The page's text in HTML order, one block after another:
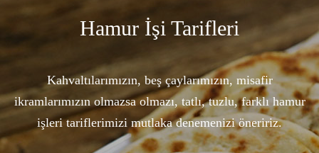
Hamur İşi Tarifleri
Kahvaltılarımızın, beş çaylarımızın, misafir
ikramlarımızın olmazsa olmazı, tatlı, tuzlu, farklı hamur
işleri tariflerimizi mutlaka denemenizi öneririz.